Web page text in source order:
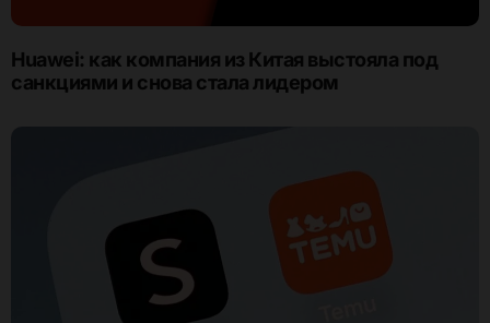
Huawei: как компания из Китая выстояла под
санкциями и снова стала лидером